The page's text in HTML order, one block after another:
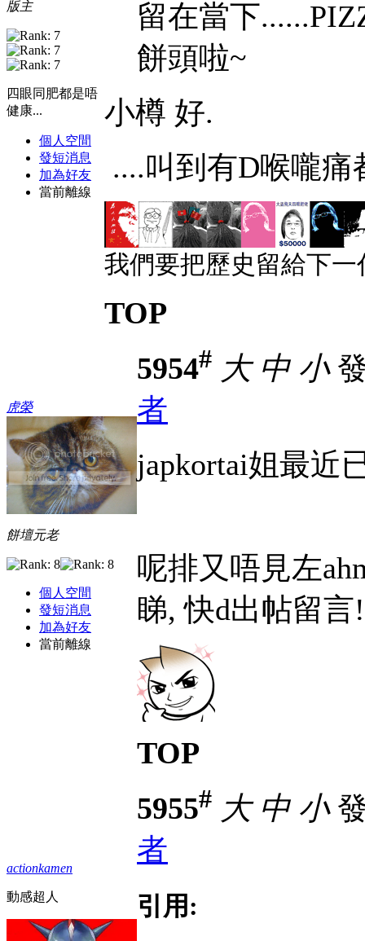
版主
四眼同肥都是唔
健康...
個人空間
發短消息
加為好友
當前離線
留在當下
餅頭啦~
小樽 好.
....叫到有D喉嚨痛
我們要把歷史留給下
TOP
虎榮
餅壇元老
個人空間
發短消息
加為好友
當前離線
5954# 大 中 小
者
japkortai姐最近
呢排又唔見左
睇, 快d出帖留
TOP
actionkamen
動感超人
5955# 大 中 小
者
引用: